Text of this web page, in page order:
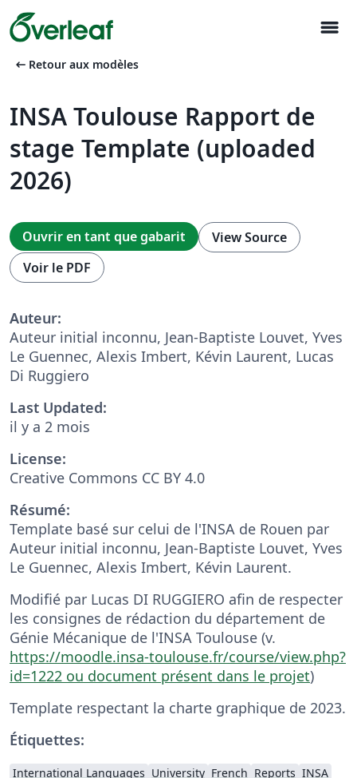
menu
arrow_left_alt Retour aux modèles
INSA Toulouse Rapport de
stage Template (uploaded
2026)
Ouvrir en tant que gabarit
View Source
Voir le PDF
Auteur:
Auteur initial inconnu, Jean-Baptiste Louvet, Yves
Le Guennec, Alexis Imbert, Kévin Laurent, Lucas
Di Ruggiero
Last Updated:
il y a 2 mois
License:
Creative Commons CC BY 4.0
Résumé:
Template basé sur celui de l'INSA de Rouen par
Auteur initial inconnu, Jean-Baptiste Louvet, Yves
Le Guennec, Alexis Imbert, Kévin Laurent.
Modifié par Lucas DI RUGGIERO afin de respecter
les consignes de rédaction du département de
Génie Mécanique de l'INSA Toulouse (v.
https://moodle.insa-toulouse.fr/course/view.php?
id=1222 ou document présent dans le projet)
Template respectant la charte graphique de 2023.
Étiquettes:
International Languages University French Reports INSA